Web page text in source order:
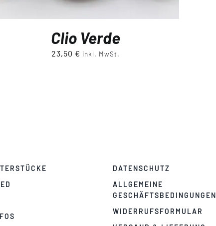
Clio Verde
23,50 € inkl. MwSt.
DATENSCHUTZ
ALLGEMEINE
GESCHÄFTSBEDINGUNGEN
WIDERRUFSFORMULAR